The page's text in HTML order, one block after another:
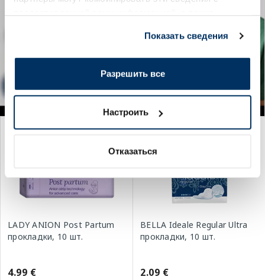
Показать сведения
Разрешить все
Настроить
Отказаться
LADY ANION Post Partum
прокладки, 10 шт.
4.99 €
BELLA Ideale Regular Ultra
прокладки, 10 шт.
2.09 €